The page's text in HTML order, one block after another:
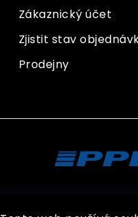
Zákaznický účet
Zjistit stav
Prodejny